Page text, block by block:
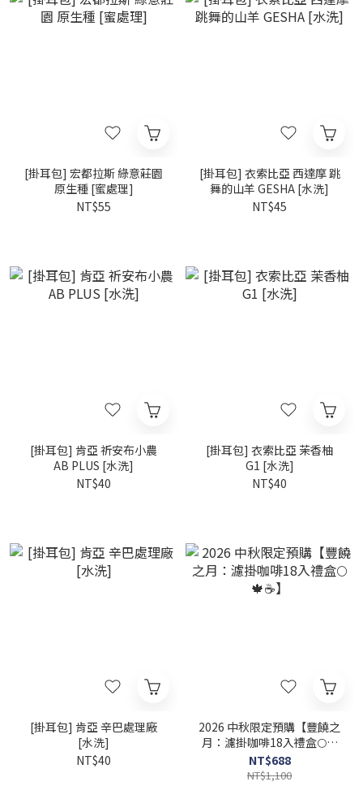
[掛耳包] 宏都拉斯 綠意莊園
原生種 [蜜處理]
NT$55
[掛耳包] 衣索比亞 西達摩 跳
舞的山羊 GESHA [水洗]
NT$45
[掛耳包] 肯亞 祈安布小農
AB PLUS [水洗]
NT$40
[掛耳包] 衣索比亞 茉香柚
G1 [水洗]
NT$40
[掛耳包] 肯亞 辛巴處理廠
[水洗]
NT$40
2026 中秋限定預購【豐饒之
月：濾掛咖啡18入禮盒🌕🍁
☕】
NT$688
NT$1,100